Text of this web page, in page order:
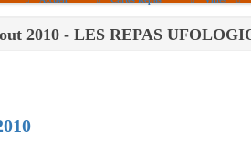
Paris
2010 - LES REPAS